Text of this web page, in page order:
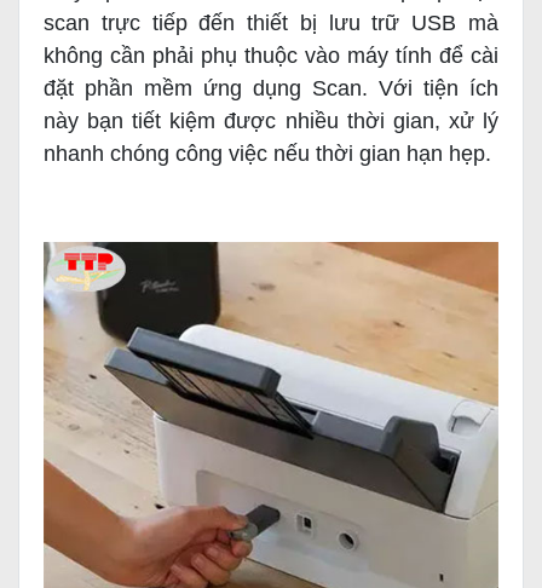
scan trực tiếp đến thiết bị lưu trữ USB mà
không cần phải phụ thuộc vào máy tính để cài
đặt phần mềm ứng dụng Scan. Với tiện ích
này bạn tiết kiệm được nhiều thời gian, xử lý
nhanh chóng công việc nếu thời gian hạn hẹp.